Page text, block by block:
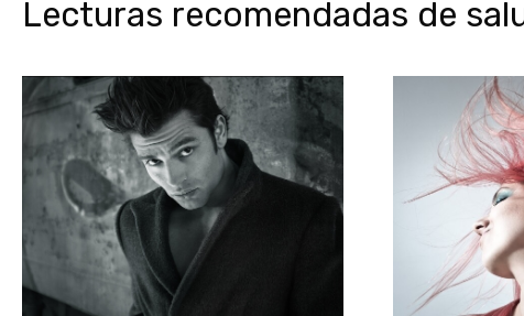
Lecturas recomendadas de